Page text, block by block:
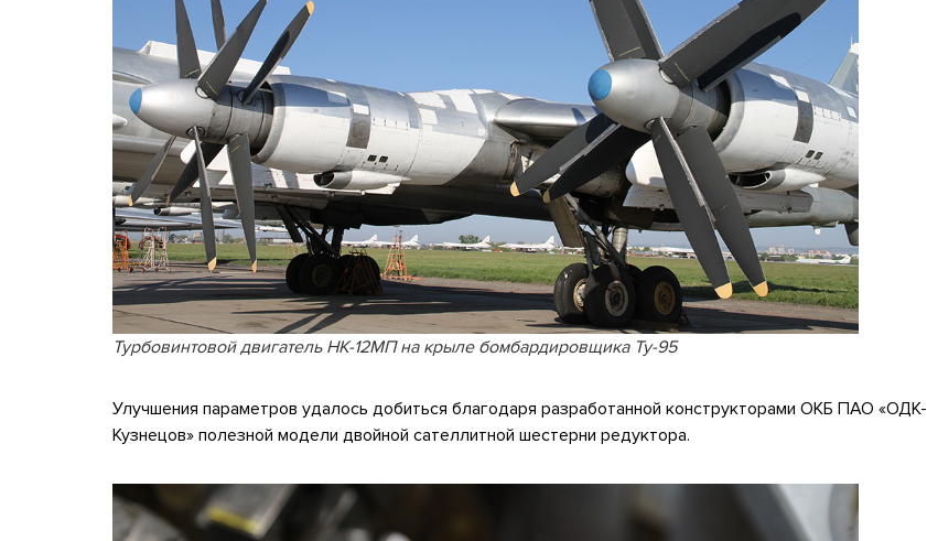
Турбовинтовой двигатель НК-12МП на крыле бомбардировщика Ту-95
Улучшения параметров удалось добиться благодаря разработанной конструкторами ОКБ ПАО «ОДК-
Кузнецов» полезной модели двойной сателлитной шестерни редуктора.